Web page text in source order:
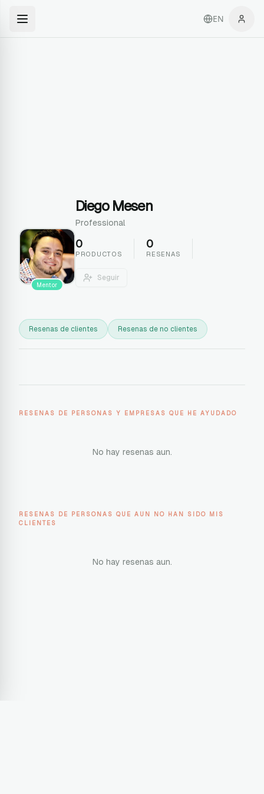
EN
Mentor
Diego Mesen
Professional
0
PRODUCTOS
0
RESENAS
Seguir
Resenas de clientes Resenas de no clientes
RESENAS DE PERSONAS Y EMPRESAS QUE HE AYUDADO
No hay resenas aun.
RESENAS DE PERSONAS QUE AUN NO HAN SIDO MIS
CLIENTES
No hay resenas aun.